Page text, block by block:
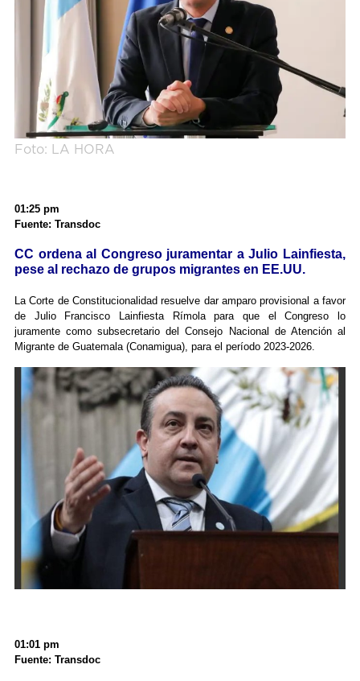
Foto: LA HORA
01:25 pm
Fuente: Transdoc
CC ordena al Congreso juramentar a Julio Lainfiesta,
pese al rechazo de grupos migrantes en EE.UU.
La Corte de Constitucionalidad resuelve dar amparo provisional a favor
de Julio Francisco Lainfiesta Rímola para que el Congreso lo
juramente como subsecretario del Consejo Nacional de Atención al
Migrante de Guatemala (Conamigua), para el período 2023-2026.
01:01 pm
Fuente: Transdoc